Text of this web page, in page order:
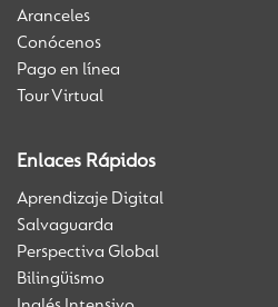
Aranceles
Conócenos
Pago en línea
Tour Virtual
Enlaces Rápidos
Aprendizaje Digital
Salvaguarda
Perspectiva Global
Bilingüismo